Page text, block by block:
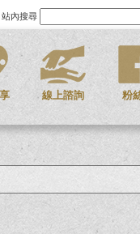
站內搜尋
線上諮詢 粉